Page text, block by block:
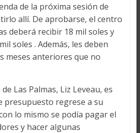
de la próxima sesión de
allí. De aprobarse, el centro
deberá recibir 18 mil soles y
soles . Además, les deben
meses anteriores que no
Las Palmas, Liz Leveau, es
presupuesto regrese a su
lo mismo se podía pagar el
y hacer algunas